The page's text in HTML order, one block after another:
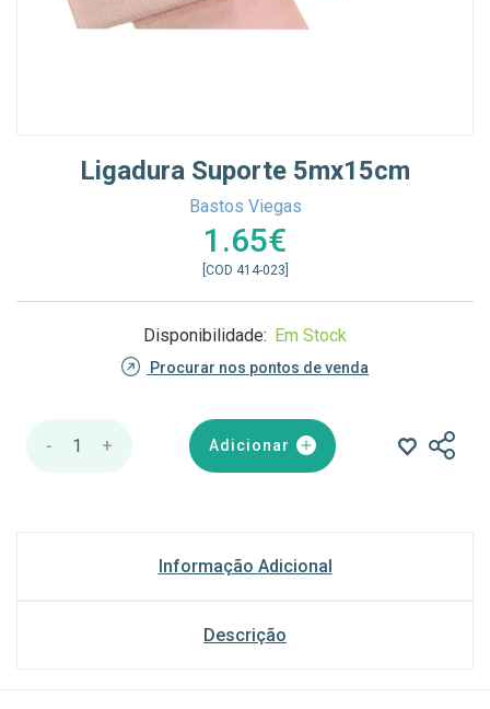
Ligadura Suporte 5mx15cm
Bastos Viegas
1.65€
[COD 414-023]
Disponibilidade: Em Stock
Procurar nos pontos de venda
- 1 + Adicionar
Informação Adicional
Descrição